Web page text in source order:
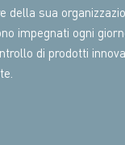
della sua
impegnati ogni
di prodotti